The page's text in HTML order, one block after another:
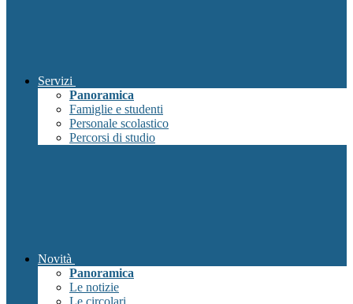
Servizi
Panoramica
Famiglie e studenti
Personale scolastico
Percorsi di studio
Novità
Panoramica
Le notizie